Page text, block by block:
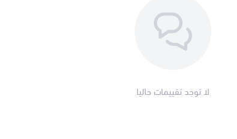
لا توجد تقييمات حاليا